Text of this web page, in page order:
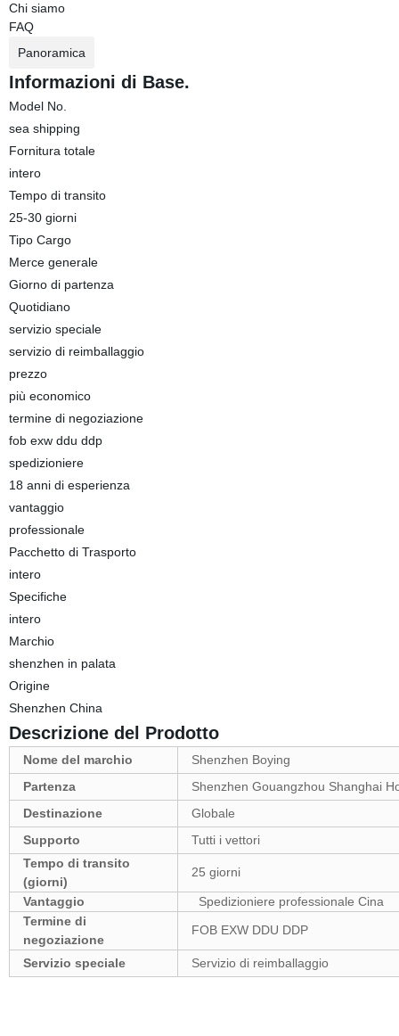
Chi siamo
FAQ
Panoramica
Informazioni di Base.
Model No.
sea shipping
Fornitura totale
intero
Tempo di transito
25-30 giorni
Tipo Cargo
Merce generale
Giorno di partenza
Quotidiano
servizio speciale
servizio di reimballaggio
prezzo
più economico
termine di negoziazione
fob exw ddu ddp
spedizioniere
18 anni di esperienza
vantaggio
professionale
Pacchetto di Trasporto
intero
Specifiche
intero
Marchio
shenzhen in palata
Origine
Shenzhen China
Descrizione del Prodotto
Nome del marchio
Shenzhen Boying
Partenza
Shenzhen Gouangzhou Shanghai
Destinazione
Globale
Supporto
Tutti i vettori
Tempo di transito
(giorni)
25 giorni
Vantaggio
Spedizioniere professionale Cina
Termine di
negoziazione
FOB EXW DDU DDP
Servizio speciale Servizio di reimballaggio